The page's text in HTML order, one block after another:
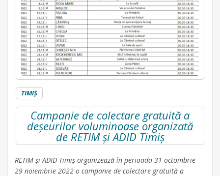
TIMIŞ
Campanie de colectare gratuită a
deșeurilor voluminoase organizată
de RETIM și ADID Timiș
RETIM și ADID Timiș organizează în perioada 31 octombrie –
29 noiembrie 2022 o campanie de colectare gratuită a